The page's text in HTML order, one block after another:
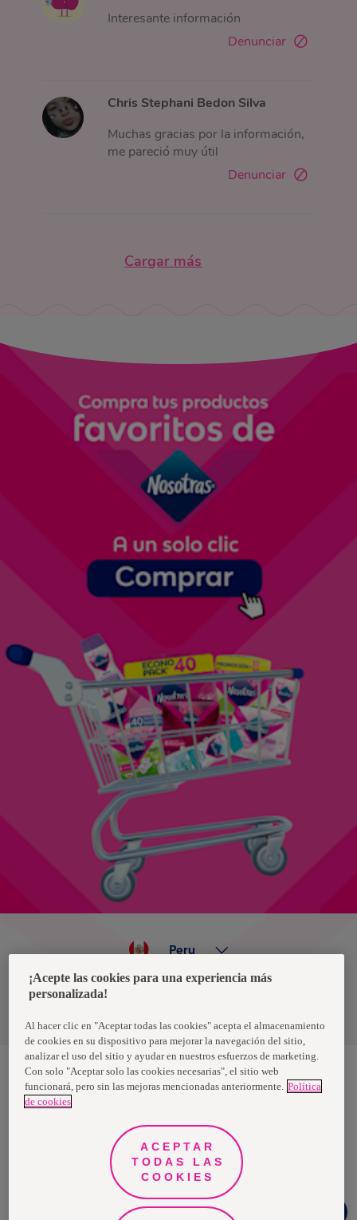
Interesante información
Denunciar
Chris Stephani Bedon Silva
Muchas gracias por la información,
me pareció muy útil
Denunciar
Cargar más
Política de privacidad de datos
Peru
Nosotras, una marca de Essity - una compañía global líder en
higiene y salud. Cada día, mil millones de personas, en todo el
propósito es romper barreras por el bienestar en beneficio de
consumidores, pacientes, cuidadores, clientes y la sociedad en
general. Vendemos en aproximadamente 150 países bajo las
principales marcas globales TENA y Tork, así como otras marcas
como Actimove, Cutimed, JOBST, Knix, Leukoplast, Libero, Libresse,
Lotus, Modibodi, Nosotras, Saba, Tempo, TOM Organic y Zewa. En
2024, Essity tuvo ventas de aproximadamente 13 mil millones de
euros y empleó a 36,000 personas. La sede de la compañía está
¡Acepte las cookies para una experiencia más
personalizada!
Al hacer clic en "Aceptar todas las cookies" acepta el almacenamiento
de cookies en su dispositivo para mejorar la navegación del sitio,
analizar el uso del sitio y ayudar en nuestros esfuerzos de marketing.
Con solo "Aceptar solo las cookies necesarias", el sitio web
funcionará, pero sin las mejoras mencionadas anteriormente. Política
de cookies
ACEPTAR
TODAS LAS
COOKIES